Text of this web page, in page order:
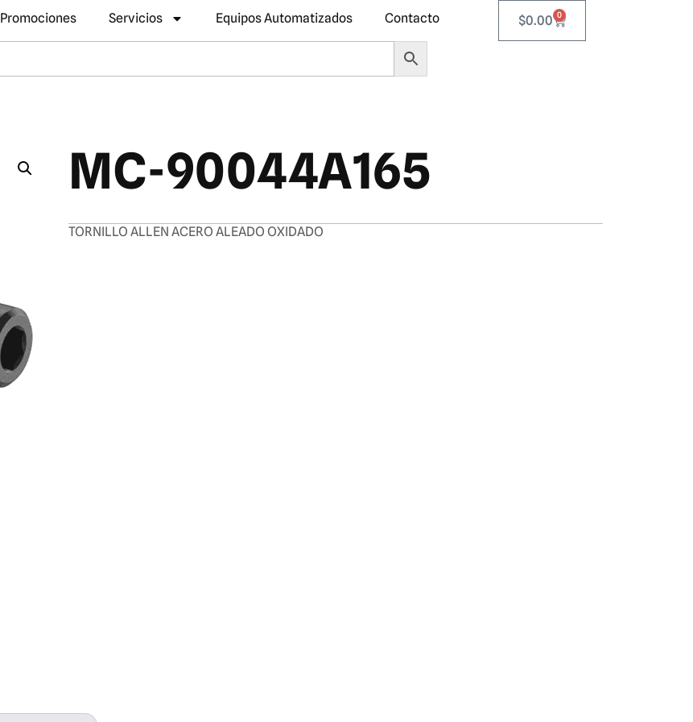
Promociones Servicios Equipos Automatizados Contacto $0.00 0
MC-90044A165
TORNILLO ALLEN ACERO ALEADO OXIDADO